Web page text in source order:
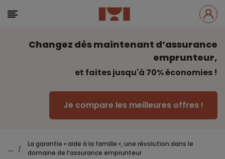
Changez dès maintenant d’assurance
emprunteur,
et faites jusqu'à 70% économies !
Je compare les meilleures offres !
... /
La garantie « aide à la famille », une révolution dans le
domaine de l’assurance emprunteur